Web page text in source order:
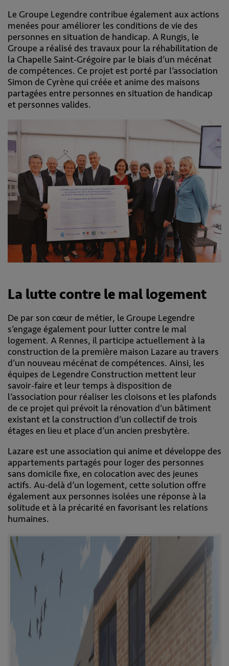
Le Groupe Legendre contribue également aux actions
menées pour améliorer les conditions de vie des
personnes en situation de handicap. A Rungis, le
Groupe a réalisé des travaux pour la réhabilitation de
la Chapelle Saint-Grégoire par le biais d’un mécénat
de compétences. Ce projet est porté par l’association
Simon de Cyrène qui créée et anime des maisons
partagées entre personnes en situation de handicap
et personnes valides.
La lutte contre le mal logement
De par son cœur de métier, le Groupe Legendre
s’engage également pour lutter contre le mal
logement. A Rennes, il participe actuellement à la
construction de la première maison Lazare au travers
d’un nouveau mécénat de compétences. Ainsi, les
équipes de Legendre Construction mettent leur
savoir-faire et leur temps à disposition de
l’association pour réaliser les cloisons et les plafonds
de ce projet qui prévoit la rénovation d’un bâtiment
existant et la construction d’un collectif de trois
étages en lieu et place d’un ancien presbytère.
Lazare est une association qui anime et développe des
appartements partagés pour loger des personnes
sans domicile fixe, en colocation avec des jeunes
actifs. Au-delà d’un logement, cette solution offre
également aux personnes isolées une réponse à la
solitude et à la précarité en favorisant les relations
humaines.